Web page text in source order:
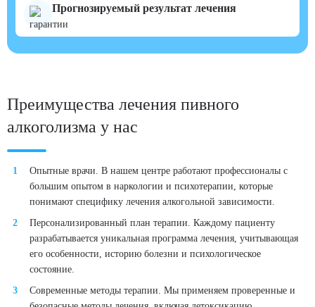
Прогнозируемый результат лечения
Преимущества лечения пивного
алкоголизма у нас
Опытные врачи. В нашем центре работают профессионалы с
большим опытом в наркологии и психотерапии, которые
понимают специфику лечения алкогольной зависимости.
Персонализированный план терапии. Каждому пациенту
разрабатывается уникальная программа лечения, учитывающая
его особенности, историю болезни и психологическое
состояние.
Современные методы терапии. Мы применяем проверенные и